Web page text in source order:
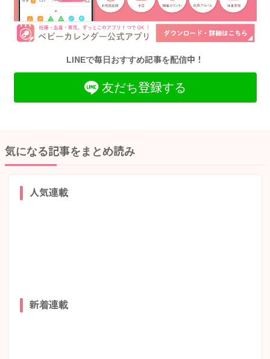
LINEで毎日おすすめ記事を配信中！
友だち登録する
気になる記事をまとめ読み
人気連載
新着連載